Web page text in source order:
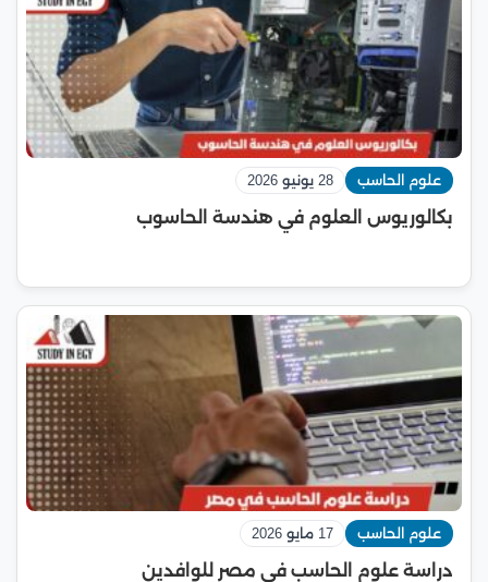
علوم الحاسب 28 يونيو 2026
بكالوريوس العلوم في هندسة الحاسوب
علوم الحاسب 17 مايو 2026
دراسة علوم الحاسب في مصر للوافدين